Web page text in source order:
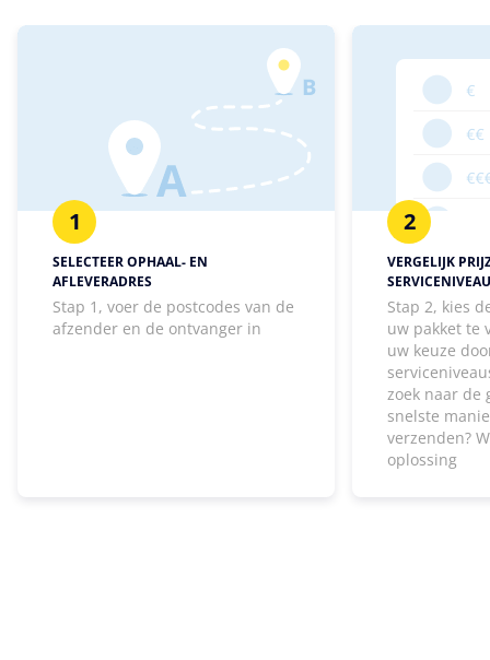
1
SELECTEER OPHAAL- EN
AFLEVERADRES
Stap 1, voer de postcodes van de
afzender en de ontvanger in
2
VERGELIJK
Stap 2, kies
uw pakket te
uw keuze
zoek naar de
snelste
verzenden?
oplossing